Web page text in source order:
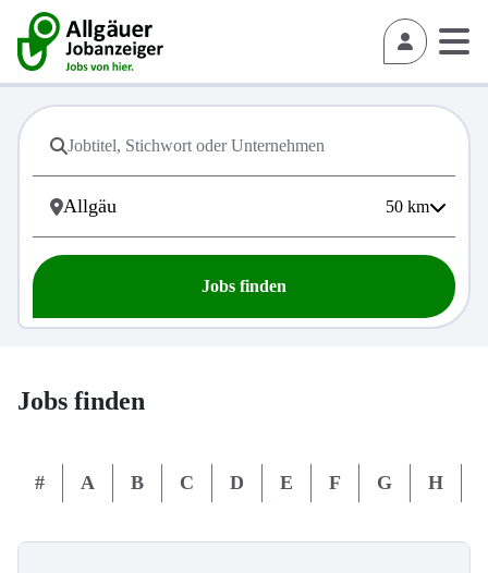
50 km
Jobs finden
Jobs finden
# A B C D E F G H